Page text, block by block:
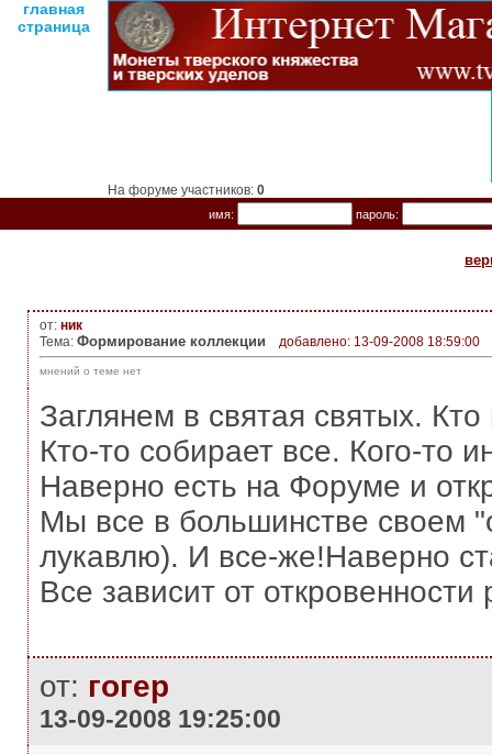
главная
страница
На форуме участников: 0
имя: пароль:
от: ник
Тема: Формирование коллекции добавлено: 13-09-2008 18:59:00
мнений о теме нет
Заглянем в святая святых. Кто
Кто-то собирает все. Кого-то
Наверно есть на Форуме и
Мы все в большинстве своем
лукавлю). И все-же!Наверно
Все зависит от откровенности
от: гогер
13-09-2008 19:25:00